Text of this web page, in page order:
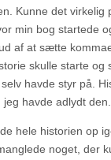
Kunne det virkelig
min bog startede
af at sætte
skulle starte og
havde styr på.
havde adlydt den.
hele historien op
noget, der